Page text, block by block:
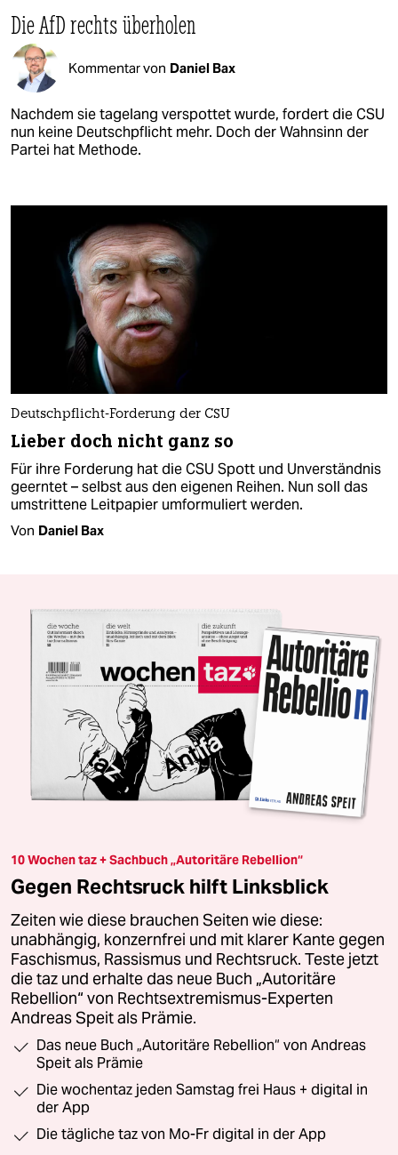
Die AfD rechts überholen
Kommentar von Daniel Bax
Nachdem sie tagelang verspottet wurde, fordert die CSU
nun keine Deutschpflicht mehr. Doch der Wahnsinn der
Partei hat Methode.
Deutschpflicht-Forderung der CSU
Lieber doch nicht ganz so
Für ihre Forderung hat die CSU Spott und Unverständnis
geerntet – selbst aus den eigenen Reihen. Nun soll das
umstrittene Leitpapier umformuliert werden.
Von Daniel Bax
10 Wochen taz + Sachbuch „Autoritäre Rebellion“
Gegen Rechtsruck hilft Linksblick
Zeiten wie diese brauchen Seiten wie diese:
unabhängig, konzernfrei und mit klarer Kante gegen
Faschismus, Rassismus und Rechtsruck. Teste jetzt
die taz und erhalte das neue Buch „Autoritäre
Rebellion“ von Rechtsextremismus-Experten
Andreas Speit als Prämie.
Das neue Buch „Autoritäre Rebellion“ von Andreas
Speit als Prämie
Die wochentaz jeden Samstag frei Haus + digital in
der App
Die tägliche taz von Mo-Fr digital in der App